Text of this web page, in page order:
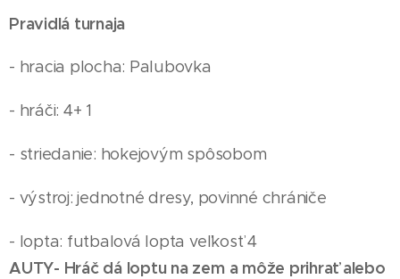
Pravidlá turnaja
- hracia plocha: Palubovka
- hráči: 4+ 1
- striedanie: hokejovým spôsobom
- výstroj: jednotné dresy, povinné chrániče
- lopta: futbalová lopta veľkosť 4
AUTY- Hráč dá loptu na zem a môže prihrať alebo